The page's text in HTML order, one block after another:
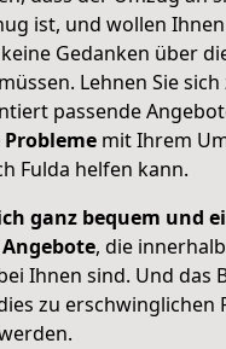
ist, und wollen
Gedanken über
Lehnen Sie
passende
mit Ihrem
Fulda helfen kann.
ganz bequem und
, die
Ihnen sind. Und das
zu erschwinglichen